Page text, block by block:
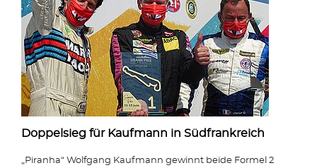
Doppelsieg für Kaufmann in Südfrankreich
„Piranha“ Wolfgang Kaufmann gewinnt beide Formel 2